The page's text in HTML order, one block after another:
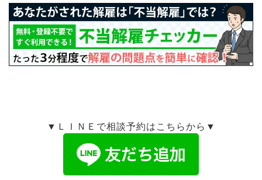
▼ＬＩＮＥで相談予約はこちらから▼